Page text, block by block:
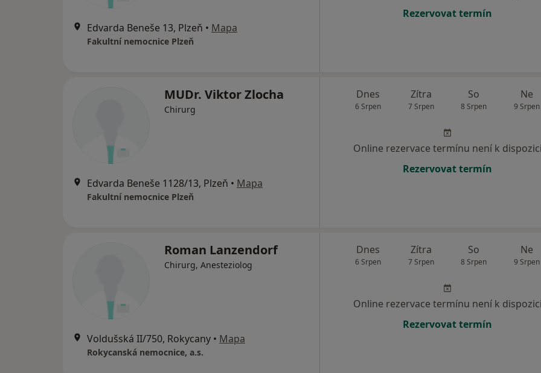
Edvarda Beneše 13, Plzeň • Mapa
Fakultní nemocnice Plzeň
Rezervovat termín
MUDr. Viktor Zlocha
Chirurg
Edvarda Beneše 1128/13, Plzeň • Mapa
Fakultní nemocnice Plzeň
Dnes
6 Srpen
Zítra
7 Srpen
So
8 Srpen
Ne
9 Srpen
Online rezervace termínu není k dispozici
Rezervovat termín
Roman Lanzendorf
Chirurg, Anesteziolog
Voldušská II/750, Rokycany • Mapa
Rokycanská nemocnice, a.s.
Dnes
6 Srpen
Zítra
7 Srpen
So
8 Srpen
Ne
9 Srpen
Online rezervace termínu není k dispozici
Rezervovat termín